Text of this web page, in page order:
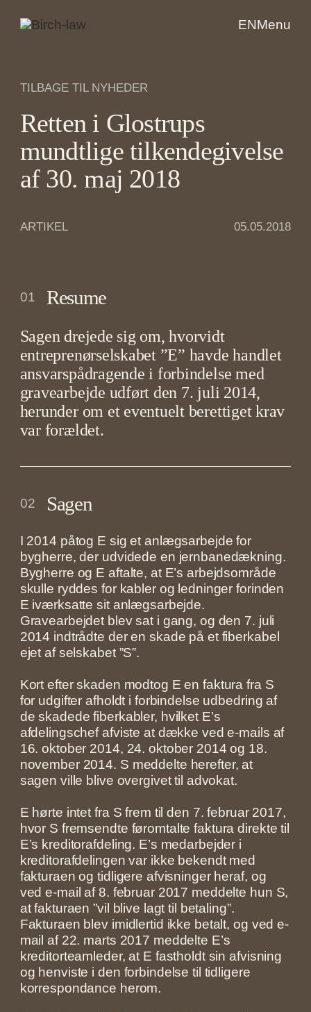
ENMenu
TILBAGE TIL NYHEDER
Retten i Glostrups
mundtlige tilkendegivelse
af 30. maj 2018
ARTIKEL 05.05.2018
01 Resume
Sagen drejede sig om, hvorvidt
entreprenørselskabet ”E” havde handlet
ansvarspådragende i forbindelse med
gravearbejde udført den 7. juli 2014,
herunder om et eventuelt berettiget krav
var forældet.
02 Sagen
I 2014 påtog E sig et anlægsarbejde for
bygherre, der udvidede en jernbanedækning.
Bygherre og E aftalte, at E’s arbejdsområde
skulle ryddes for kabler og ledninger forinden
E iværksatte sit anlægsarbejde.
Gravearbejdet blev sat i gang, og den 7. juli
2014 indtrådte der en skade på et fiberkabel
ejet af selskabet ”S”.
Kort efter skaden modtog E en faktura fra S
for udgifter afholdt i forbindelse udbedring af
de skadede fiberkabler, hvilket E’s
afdelingschef afviste at dække ved e-mails af
16. oktober 2014, 24. oktober 2014 og 18.
november 2014. S meddelte herefter, at
sagen ville blive overgivet til advokat.
E hørte intet fra S frem til den 7. februar 2017,
hvor S fremsendte føromtalte faktura direkte til
E’s kreditorafdeling. E’s medarbejder i
kreditorafdelingen var ikke bekendt med
fakturaen og tidligere afvisninger heraf, og
ved e-mail af 8. februar 2017 meddelte hun S,
at fakturaen ”vil blive lagt til betaling”.
Fakturaen blev imidlertid ikke betalt, og ved e-
mail af 22. marts 2017 meddelte E’s
kreditorteamleder, at E fastholdt sin afvisning
og henviste i den forbindelse til tidligere
korrespondance herom.